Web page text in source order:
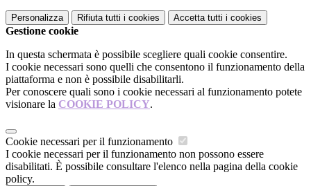
Personalizza Rifiuta tutti i cookies Accetta tutti i cookies
Gestione cookie
In questa schermata è possibile scegliere quali cookie consentire.
I cookie necessari sono quelli che consentono il funzionamento della
piattaforma e non è possibile disabilitarli.
Per conoscere quali sono i cookie necessari al funzionamento potete
visionare la COOKIE POLICY.
Cookie necessari per il funzionamento
I cookie necessari per il funzionamento non possono essere
disabilitati. È possibile consultare l'elenco nella pagina della cookie
policy.